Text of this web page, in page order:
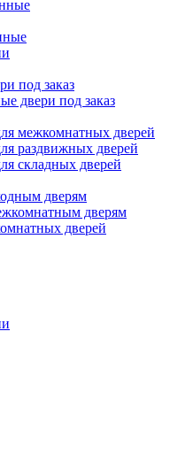
под заказ
двери под заказ
межкомнатных дверей
раздвижных дверей
складных дверей
дверям
дверям
дверей